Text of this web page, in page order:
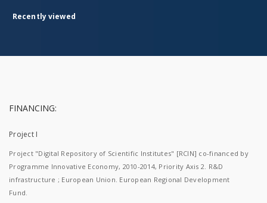
Recently viewed
FINANCING:
Project I
Project "Digital Repository of Scientific Institutes" [RCIN] co-financed by
Programme Innovative Economy, 2010-2014, Priority Axis 2. R&D
infrastructure ; European Union. European Regional Development
Fund.